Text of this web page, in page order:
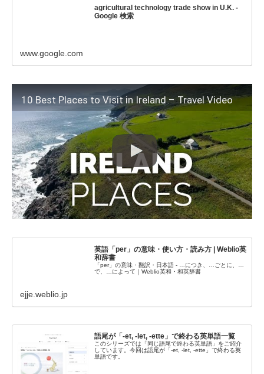
agricultural technology trade show in U.K. -
Google 検索
www.google.com
10 Best Places to Visit in Ireland – Travel Video
英語「per」の意味・使い方・読み方 | Weblio英
和辞書
「per」の意味・翻訳・日本語 - …につき、…ごとに、…
で、…によって｜Weblio英和・和英辞書
ejje.weblio.jp
語尾が「-et, -let, -ette」で終わる英単語一覧
このシリーズでは「同じ語尾で終わる英単語」をご紹介
しています。今回は語尾が「-et, -let, -ette」で終わる英
単語です。